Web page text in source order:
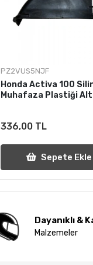
PZ2VUS5NJF
Honda Activa 100
Muhafaza Plastiği Alt
336,00 TL
Sepete Ekle
Dayanıklı &
Malzemeler